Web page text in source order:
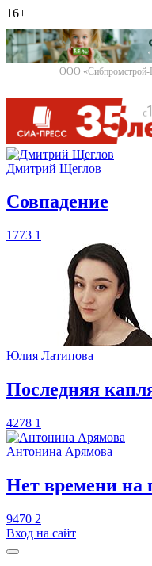
16+
ООО
Дмитрий Щеглов
​Совпадение
1773 1
Юлия Латипова
​Последняя
4278 1
Антонина Арямова
​Нет времени на
9470 2
Вход на сайт